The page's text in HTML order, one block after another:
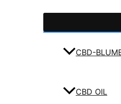
CBD-
CBD OIL